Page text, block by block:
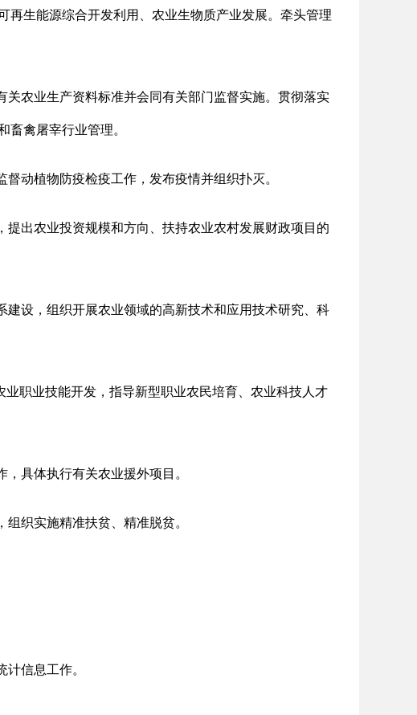
生能源综合开发利用、农业生物质产业发展。牵头管理
关农业生产资料标准并会同有关部门监督实施。贯彻落实
禽屠宰行业管理。
动植物防疫检疫工作，发布疫情并组织扑灭。
提出农业投资规模和方向、扶持农业农村发展财政项目的
建设，组织开展农业领域的高新技术和应用技术研究、科
职业技能开发，指导新型职业农民培育、农业科技人才
具体执行有关农业援外项目。
织实施精准扶贫、精准脱贫。
信息工作。